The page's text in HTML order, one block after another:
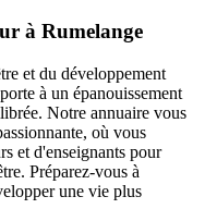
à Rumelange
et du développement
à un épanouissement
Notre annuaire vous
où vous
et d'enseignants pour
Préparez-vous à
une vie plus